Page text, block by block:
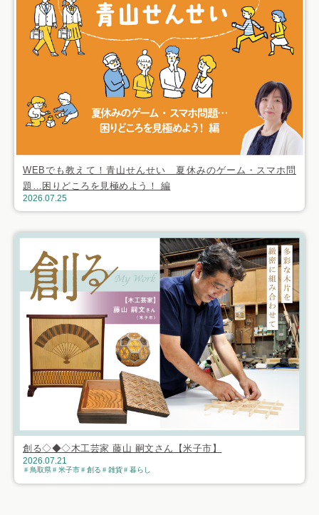
WEBでも教えて！青山せんせい 夏休みのゲーム・スマホ問
題…困りどころを見極めよう！ 編
2026.07.25
創る◇◆◇木工芸家 藤山 嗣文さん【米子市】
2026.07.21
鳥取県 米子市 創る 雑貨 暮らし